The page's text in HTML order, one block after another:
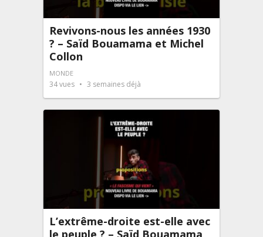
Revivons-nous les années 1930
? – Saïd Bouamama et Michel
Collon
MONDE
34vues 3 semaines déjà
L’extrême-droite est-elle avec
le peuple ? – Saïd Bouamama